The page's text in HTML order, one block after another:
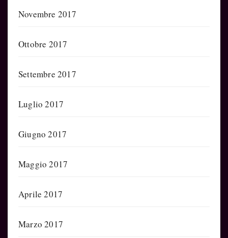
Novembre 2017
Ottobre 2017
Settembre 2017
Luglio 2017
Giugno 2017
Maggio 2017
Aprile 2017
Marzo 2017